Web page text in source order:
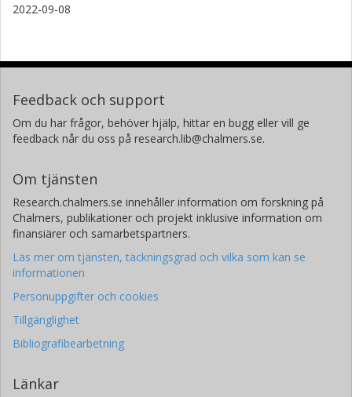
2022-09-08
Feedback och support
Om du har frågor, behöver hjälp, hittar en bugg eller vill ge
feedback når du oss på research.lib@chalmers.se.
Om tjänsten
Research.chalmers.se innehåller information om forskning på
Chalmers, publikationer och projekt inklusive information om
finansiärer och samarbetspartners.
Läs mer om tjänsten, täckningsgrad och vilka som kan se
informationen
Personuppgifter och cookies
Tillgänglighet
Bibliografibearbetning
Länkar